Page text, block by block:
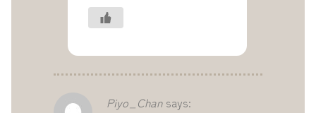
Piyo_Chan says: